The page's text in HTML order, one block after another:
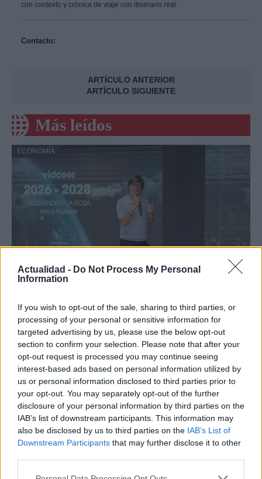
Actualidad - Do Not Process My Personal
Information
If you wish to opt-out of the sale, sharing to third parties, or
processing of your personal or sensitive information for
targeted advertising by us, please use the below opt-out
section to confirm your selection. Please note that after your
opt-out request is processed you may continue seeing
interest-based ads based on personal information utilized by
us or personal information disclosed to third parties prior to
your opt-out. You may separately opt-out of the further
disclosure of your personal information by third parties on the
IAB’s list of downstream participants. This information may
also be disclosed by us to third parties on the IAB’s List of
Downstream Participants that may further disclose it to other
Please note that this website/app uses one or more Google
con contexto y crónica de viaje con itinerario real.
Contacto:
ARTÍCULO ANTERIOR
ARTÍCULO SIGUIENTE
Más leídos
ECONOMÍA
millón de euros, supera los 5 millones de
euros de ARR en el primer semestre de
2026 y lanza su plataforma de Creator
Marketing en España
Vidoser, la marca internacional de go-to-market de
CreationDose,…
ECONOMÍA